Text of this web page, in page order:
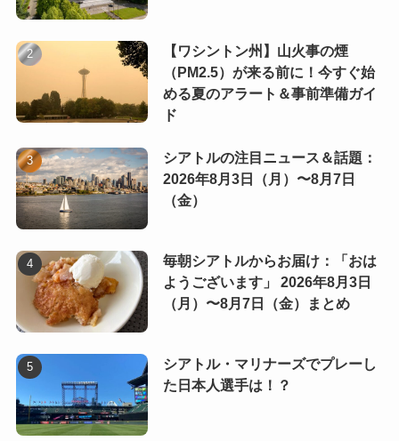
【ワシントン州】山火事の煙
（PM2.5）が来る前に！今すぐ始
める夏のアラート＆事前準備ガイ
ド
シアトルの注目ニュース＆話題：
2026年8月3日（月）〜8月7日
（金）
毎朝シアトルからお届け：「おは
ようございます」 2026年8月3日
（月）〜8月7日（金）まとめ
シアトル・マリナーズでプレーし
た日本人選手は！？